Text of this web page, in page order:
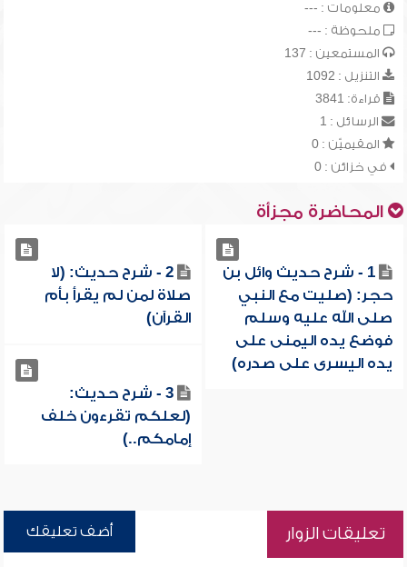
معلومات : ---
ملحوظة : ---
المستمعين : 137
التنزيل : 1092
قراءة: 3841
الرسائل : 1
المقيميّن : 0
في خزائن : 0
المحاضرة مجزأة
1 - شرح حديث وائل بن
حجر: (صليت مع النبي
صلى الله عليه وسلم
فوضع يده اليمنى على
يده اليسرى على صدره)
2 - شرح حديث: (لا
صلاة لمن لم يقرأ بأم
القرآن)
3 - شرح حديث:
(لعلكم تقرءون خلف
إمامكم..)
تعليقات الزوار أضف تعليقك